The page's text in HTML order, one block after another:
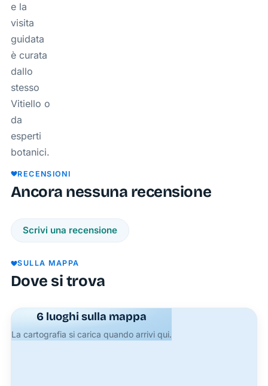
e la
visita
guidata
è curata
dallo
stesso
Vitiello o
da
esperti
botanici.
RECENSIONI
Ancora nessuna recensione
Scrivi una recensione
SULLA MAPPA
Dove si trova
6 luoghi sulla mappa
La cartografia si carica quando arrivi qui.